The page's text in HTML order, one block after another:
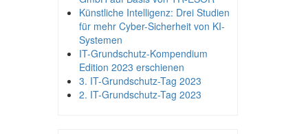
Künstliche Intelligenz: Drei Studien
für mehr Cyber-Sicherheit von KI-
Systemen
IT-Grundschutz-Kompendium
Edition 2023 erschienen
3. IT-Grundschutz-Tag 2023
2. IT-Grundschutz-Tag 2023